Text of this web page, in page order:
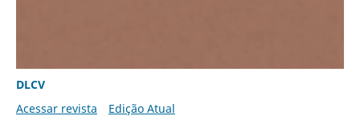
DLCV
Acessar revista
Edição Atual